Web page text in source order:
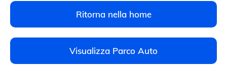
Ritorna nella home
Visualizza Parco Auto